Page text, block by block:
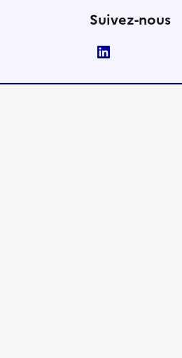
Suivez-nous